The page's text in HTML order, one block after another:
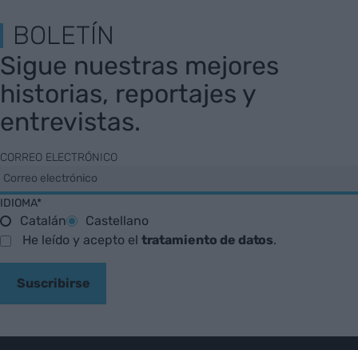
BOLETÍN
Sigue nuestras mejores
historias, reportajes y
entrevistas.
CORREO ELECTRÓNICO
IDIOMA*
Catalán
Castellano
He leído y acepto el tratamiento de datos.
Suscribirse